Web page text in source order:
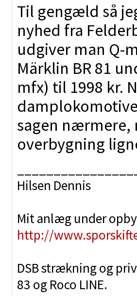
Til gengæld så
nyhed fra
udgiver man Q-
Märklin BR 81
mfx) til 1998 kr.
sagen nærmere,
overbygning
Hilsen Dennis
Mit anlæg under
http://
DSB strækning og
83 og Roco LINE.